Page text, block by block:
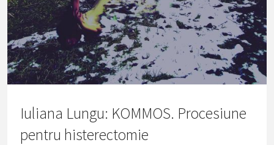
Iuliana Lungu: KOMMOS. Procesiune
pentru histerectomie